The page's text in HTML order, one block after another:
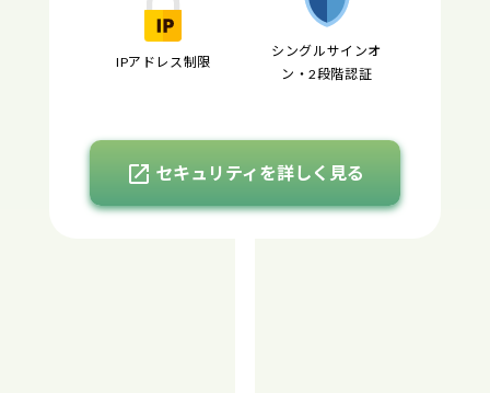
IPアドレス制限
シングルサインオ
ン・2段階認証
open_in_new セキュリティを詳しく見る